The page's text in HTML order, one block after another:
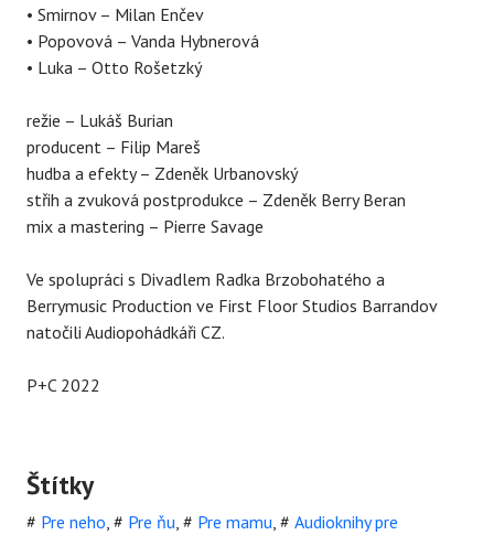
• Smirnov – Milan Enčev
• Popovová – Vanda Hybnerová
• Luka – Otto Rošetzký
režie – Lukáš Burian
producent – Filip Mareš
hudba a efekty – Zdeněk Urbanovský
střih a zvuková postprodukce – Zdeněk Berry Beran
mix a mastering – Pierre Savage
Ve spolupráci s Divadlem Radka Brzobohatého a
Berrymusic Production ve First Floor Studios Barrandov
natočili Audiopohádkáři CZ.
P+C 2022
Štítky
# Pre neho # Pre ňu # Pre mamu # Audioknihy pre